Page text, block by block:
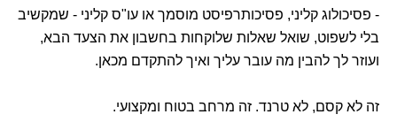
- פסיכולוג קליני, פסיכותרפיסט מוסמך או עו"ס קליני - שמקשיב
בלי לשפוט, שואל שאלות שלוקחות בחשבון את הצעד הבא,
ועוזר לך להבין מה עובר עליך ואיך להתקדם מכאן.
זה לא קסם, לא טרנד. זה מרחב בטוח ומקצועי.